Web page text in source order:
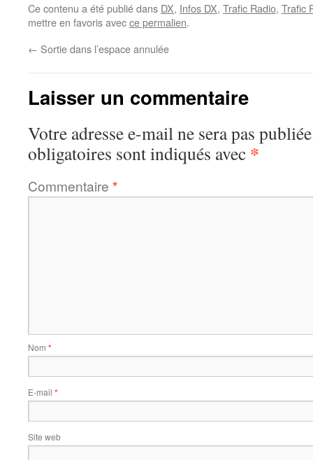
Ce contenu a été publié dans DX, Infos DX, Trafic Radio, Trafic
mettre en favoris avecce permalien.
← Sortie dans l’espace annulée
Laisser un commentaire
Votre adresse e-mail ne sera pas
obligatoires sont indiqués avec *
Commentaire *
Nom *
E-mail *
Site web